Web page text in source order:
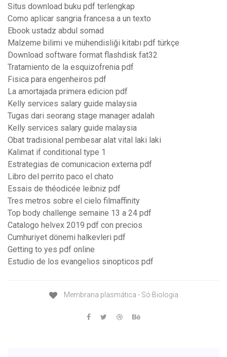
Situs download buku pdf terlengkap
Como aplicar sangria francesa a un texto
Ebook ustadz abdul somad
Malzeme bilimi ve mühendisliği kitabı pdf türkçe
Download software format flashdisk fat32
Tratamiento de la esquizofrenia pdf
Fisica para engenheiros pdf
La amortajada primera edicion pdf
Kelly services salary guide malaysia
Tugas dari seorang stage manager adalah
Kelly services salary guide malaysia
Obat tradisional pembesar alat vital laki laki
Kalimat if conditional type 1
Estrategias de comunicacion externa pdf
Libro del perrito paco el chato
Essais de théodicée leibniz pdf
Tres metros sobre el cielo filmaffinity
Top body challenge semaine 13 a 24 pdf
Catalogo helvex 2019 pdf con precios
Cumhuriyet dönemi halkevleri pdf
Getting to yes pdf online
Estudio de los evangelios sinopticos pdf
Membrana plasmática - Só Biologia